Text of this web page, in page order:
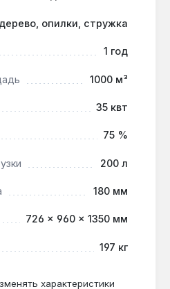
горения, а
эксплуатации.
на одной загрузке:
до 8-12 часов
сокращая частоту
подходит для
теплиц.
дерево, опилки, стружка
1 год
1000 м³
35 квт
75 %
200 л
180 мм
726 × 960 × 1350 мм
197 кг
характеристики